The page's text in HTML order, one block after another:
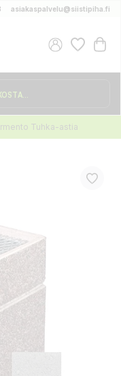
asiakaspalvelu@siistipiha.fi
Tuhka-astia